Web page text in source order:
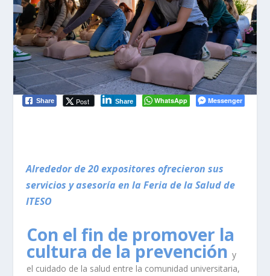
Share Post Share WhatsApp Messenger
Alrededor de 20 expositores ofrecieron sus
servicios y asesoría en la Feria de la Salud de
ITESO
Con el fin de promover la
cultura de la prevención y
el cuidado de la salud entre la comunidad universitaria,